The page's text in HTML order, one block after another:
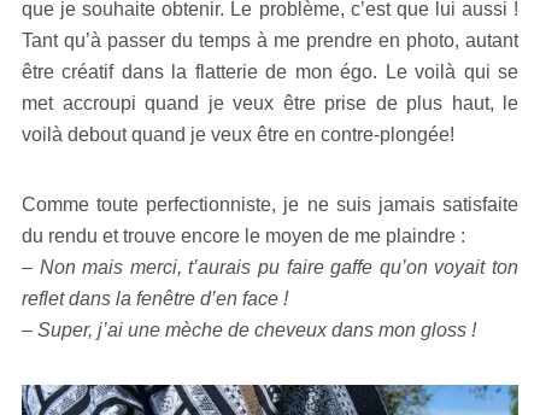
que je souhaite obtenir. Le problème, c’est que lui aussi !
Tant qu’à passer du temps à me prendre en photo, autant
être créatif dans la flatterie de mon égo. Le voilà qui se
met accroupi quand je veux être prise de plus haut, le
voilà debout quand je veux être en contre-plongée!
Comme toute perfectionniste, je ne suis jamais satisfaite
du rendu et trouve encore le moyen de me plaindre :
– Non mais merci, t’aurais pu faire gaffe qu’on voyait ton
reflet dans la fenêtre d’en face !
– Super, j’ai une mèche de cheveux dans mon gloss !